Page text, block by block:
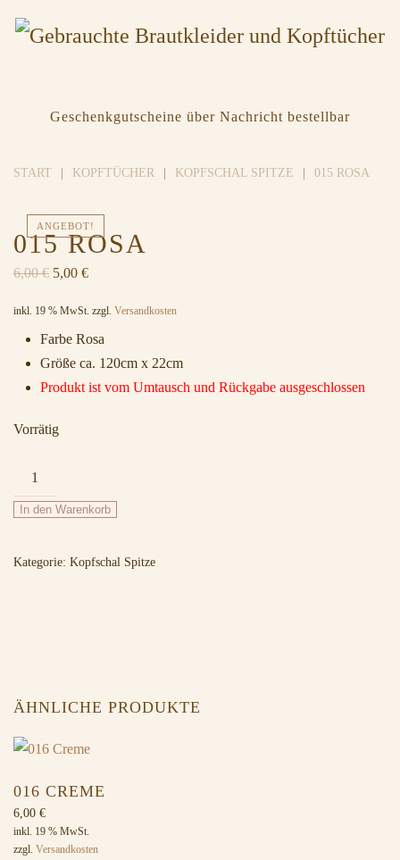
Geschenkgutscheine über Nachricht bestellbar
START KOPFTÜCHER KOPFSCHAL SPITZE 015 ROSA
ANGEBOT!
015 ROSA
6,00€ Ursprünglicher
war:
6,00 €
5,00 €Aktueller
ist:
5,00 €.
inkl. 19 % MwSt. zzgl. Versandkosten
Farbe Rosa
Größe ca. 120cm x 22cm
Produkt ist vom Umtausch und Rückgabe ausgeschlossen
Vorrätig
015
Rosa
Menge
In den Warenkorb
Kategorie: Kopfschal Spitze
ÄHNLICHE PRODUKTE
016 CREME
6,00 €
inkl. 19 % MwSt.
zzgl. Versandkosten